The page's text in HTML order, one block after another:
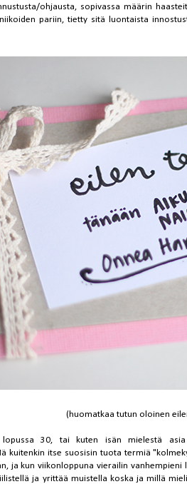
ohjausta, sopivassa määrin
pariin, tietty sitä luontaista
(huomatkaa tutun oloinen
30, tai kuten isän mielestä
kuitenkin itse suosisin tuota termiä
ja kun viikonloppuna vierailin
ja yrittää muistella koska ja millä